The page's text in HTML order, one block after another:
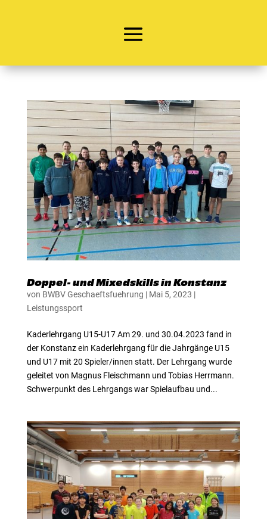
Doppel- und Mixedskills in Konstanz
von BWBV Geschaeftsfuehrung | Mai 5, 2023 |
Leistungssport
Kaderlehrgang U15-U17 Am 29. und 30.04.2023 fand in
der Konstanz ein Kaderlehrgang für die Jahrgänge U15
und U17 mit 20 Spieler/innen statt. Der Lehrgang wurde
geleitet von Magnus Fleischmann und Tobias Herrmann.
Schwerpunkt des Lehrgangs war Spielaufbau und...